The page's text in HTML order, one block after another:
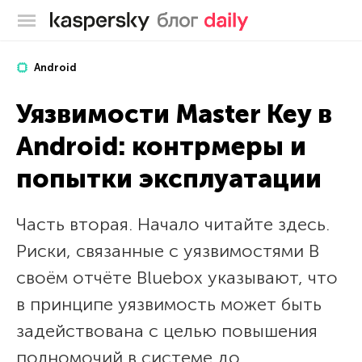
Блог Касперского
Android
Уязвимости Master Key в
Android: контрмеры и
попытки эксплуатации
Часть вторая. Начало читайте здесь.
Риски, связанные с уязвимостями В
своём отчёте Bluebox указывают, что
в принципе уязвимость может быть
задействована с целью повышения
полномочий в системе до